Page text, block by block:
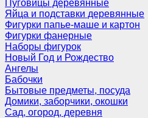
Пуговицы деревянные
Яйца и подставки деревянные
Фигурки папье-маше и картон
Фигурки фанерные
Наборы фигурок
Новый Год и Рождество
Ангелы
Бабочки
Бытовые предметы, посуда
Домики, заборчики, окошки
Сад, огород, деревня